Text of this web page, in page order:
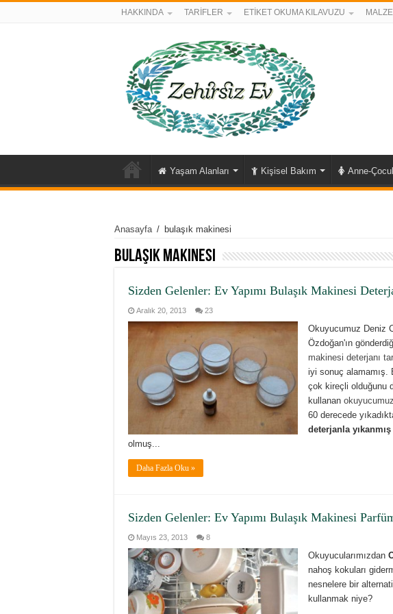
HAKKINDA TARİFLER ETİKET OKUMA KILAVUZU
Yaşam Alanları Kişisel Bakım Anne-
Anasayfa / bulaşık makinesi
bulaşık makinesi
Sizden Gelenler: Ev Yapımı Bulaşık Makinesi
Aralık 20, 2013 23
Okuyucumuz Deniz
Özdoğan'ın
makinesi deterjanı
iyi sonuç alamamış.
çok kireçli olduğunu
kullanan
60 derecede
deterjanla
olmuş...
Daha Fazla Oku »
Sizden Gelenler: Ev Yapımı Bulaşık Makinesi
Mayıs 23, 2013 8
Okuyucularımızdan
nahoş kokuları
nesnelere bir
kullanmak niye?